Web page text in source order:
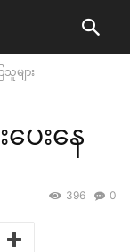
များ
ေးနေ
0
396